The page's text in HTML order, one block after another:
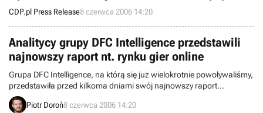
CDP.pl Press Release8 czerwca 2006 14:20
Analitycy grupy DFC Intelligence przedstawili
najnowszy raport nt. rynku gier online
Grupa DFC Intelligence, na którą się już wielokrotnie powoływaliśmy,
przedstawiła przed kilkoma dniami swój najnowszy raport
poświęcony rynkowi gier online. Przewiduje w nim ciągłe jego
przyspieszenie, w wyniku czego w 2011 roku wart będzie już ponad
Piotr Doroń8 czerwca 2006 14:20